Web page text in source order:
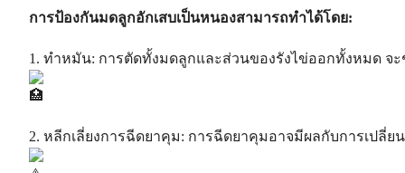
การป้องกันมดลูกอักเสบเป็นหนองสามารถทำได้โดย:
1. ทำหมัน: การตัดทั้งมดลูกและส่วนของรังไข่ออกทั้งหมด จ
2. หลีกเลี่ยงการฉีดยาคุม: การฉีดยาคุมอาจมีผลกับการเปลี่